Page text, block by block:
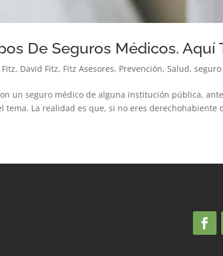
De Seguros Médicos. Aquí
, David Fitz, Fitz Asesores, Prevención,Salud,seguro
un seguro médico de alguna institución pública,
tema. La realidad es que, si no eres derechohabiente